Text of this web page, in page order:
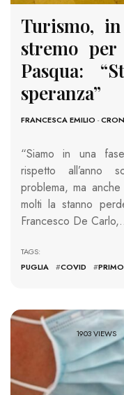
Turismo,
stremo
Pasqua:
speranza”
FRANCESCA EMILIO -
“Siamo in una
rispetto all’anno
problema, ma
molti la stanno
Francesco De
PUGLIA
#COVID #
1903 VIEWS